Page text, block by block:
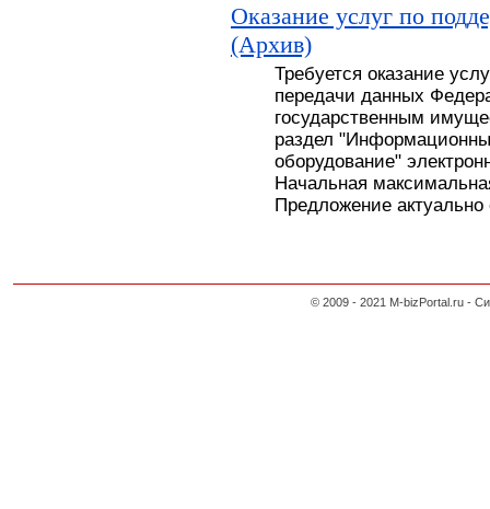
Оказание услуг по
(Архив)
Требуется оказание
передачи данных
государственным
раздел
оборудование"
Начальная
Предложение
© 2009 - 2021 M-bizPortal.ru -